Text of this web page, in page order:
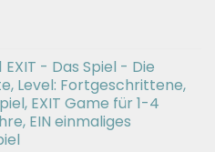
EXIT - Das Spiel - Die
Level: Fortgeschrittene,
EXIT Game für 1-4
EIN einmaliges